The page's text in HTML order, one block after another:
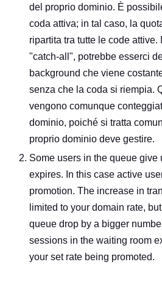
del proprio dominio. È
coda attiva; in tal caso, la
ripartita tra tutte le code
"catch-all", potrebbe esserci
background che viene
senza che la coda si riempia.
vengono comunque
dominio, poiché si tratta
proprio dominio deve gestire.
Some users in the queue give
expires. In this case active
promotion. The increase in
limited to your domain rate,
queue drop by a bigger
sessions in the waiting room
your set rate being promoted.